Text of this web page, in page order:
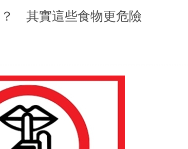
其實這些食物更危險